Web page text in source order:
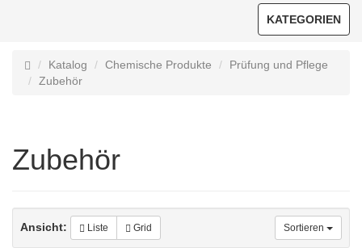
KATEGORIEN
Katalog Chemische Produkte
Prüfung und Pflege
Zubehör
Zubehör
Ansicht: Liste Grid Sortieren